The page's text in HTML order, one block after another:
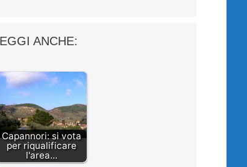
ANCHE:
Capannori: si vota
per riqualificare
l'area…